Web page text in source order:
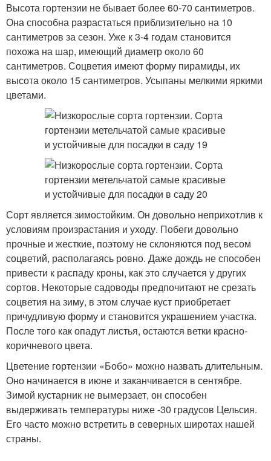
Высота гортензии не бывает более 60-70 сантиметров.
Она способна разрастаться приблизительно на 10
сантиметров за сезон. Уже к 3-4 годам становится
похожа на шар, имеющий диаметр около 60
сантиметров. Соцветия имеют форму пирамиды, их
высота около 15 сантиметров. Усыпаны мелкими яркими
цветами.
Сорт является зимостойким. Он довольно неприхотлив к
условиям произрастания и уходу. Побеги довольно
прочные и жесткие, поэтому не склоняются под весом
соцветий, располагаясь ровно. Даже дождь не способен
привести к распаду кроны, как это случается у других
сортов. Некоторые садоводы предпочитают не срезать
соцветия на зиму, в этом случае куст приобретает
причудливую форму и становится украшением участка.
После того как опадут листья, остаются ветки красно-
коричневого цвета.
Цветение гортензии «Бобо» можно назвать длительным.
Оно начинается в июне и заканчивается в сентябре.
Зимой кустарник не вымерзает, он способен
выдерживать температуры ниже -30 градусов Цельсия.
Его часто можно встретить в северных широтах нашей
страны.